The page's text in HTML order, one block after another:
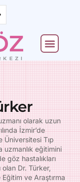
olarak uzun
İzmir’de
Üniversitesi Tıp
uzmanlık eğitimini
göz hastalıkları
olan Dr. Türker,
Eğitim ve Araştırma